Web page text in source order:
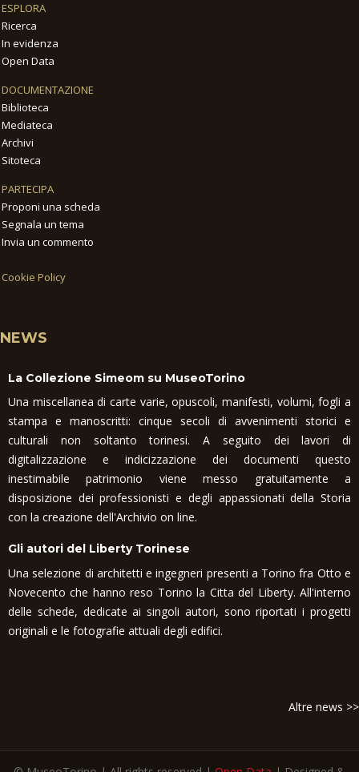
ESPLORA
Ricerca
In evidenza
Open Data
DOCUMENTAZIONE
Biblioteca
Mediateca
Archivi
Sitoteca
PARTECIPA
Proponi una scheda
Segnala un tema
Invia un commento
Cookie Policy
NEWS
La Collezione Simeom su MuseoTorino
Una miscellanea di carte varie, opuscoli, manifesti, volumi, fogli a
stampa e manoscritti: cinque secoli di avvenimenti storici e
culturali non soltanto torinesi. A seguito dei lavori di
digitalizzazione e indicizzazione dei documenti questo
inestimabile patrimonio viene messo gratuitamente a
disposizione dei professionisti e degli appassionati della Storia
con la creazione dell'Archivio on line.
Gli autori del Liberty Torinese
Una selezione di architetti e ingegneri presenti a Torino fra Otto e
Novecento che hanno reso Torino la Citta del Liberty. All'interno
delle schede, dedicate ai singoli autori, sono riportati i progetti
originali e le fotografie attuali degli edifici.
Altre news >>